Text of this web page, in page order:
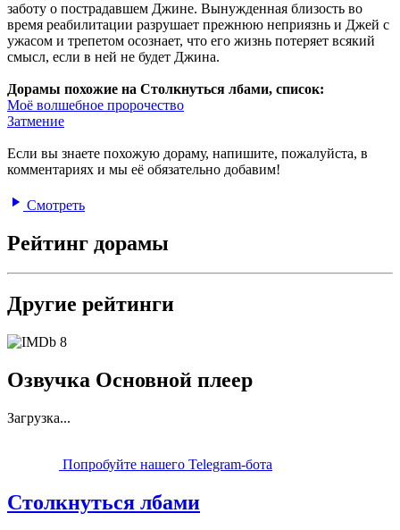
заботу о пострадавшем Джине. Вынужденная близость во
время реабилитации разрушает прежнюю неприязнь и Джей с
ужасом и трепетом осознает, что его жизнь потеряет всякий
смысл, если в ней не будет Джина.
Дорамы похожие на Столкнуться лбами, список:
Моё волшебное пророчество
Затмение
Если вы знаете похожую дораму, напишите, пожалуйста, в
комментариях и мы её обязательно добавим!
Смотреть
Рейтинг дорамы
Другие рейтинги
8
Озвучка Основной плеер
Загрузка...
Попробуйте нашего Telegram-бота
Столкнуться лбами